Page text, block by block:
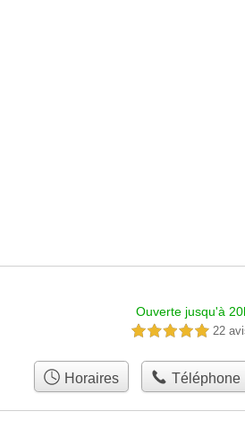
Ouverte jusqu'à
5,0 étoiles sur 5 22
Horaires Téléphone